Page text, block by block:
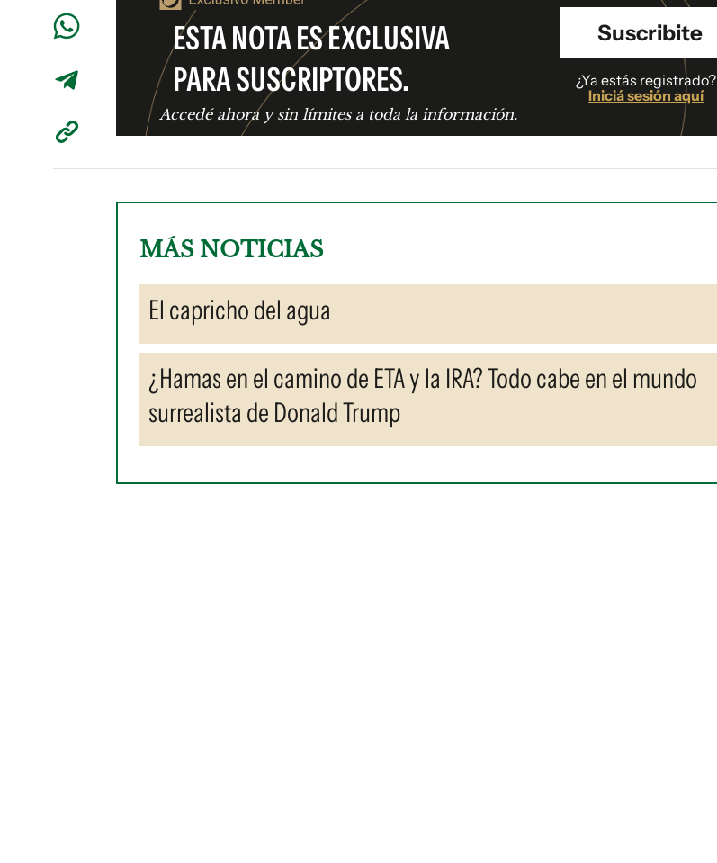
ESTA NOTA ES EXCLUSIVA
PARA SUSCRIPTORES.
Accedé ahora y sin límites a toda la información.
Suscribite
¿Ya estás registrado?
Iniciá sesión aquí
MÁS NOTICIAS
El capricho del agua
¿Hamas en el camino de ETA y la IRA? Todo cabe en el mundo
surrealista de Donald Trump